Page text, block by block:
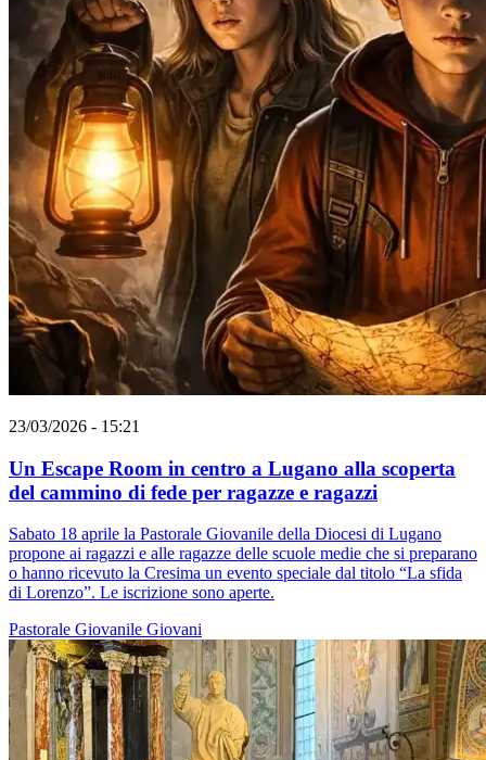
23/03/2026 - 15:21
Un Escape Room in centro a Lugano alla scoperta
del cammino di fede per ragazze e ragazzi
Sabato 18 aprile la Pastorale Giovanile della Diocesi di Lugano
propone ai ragazzi e alle ragazze delle scuole medie che si preparano
o hanno ricevuto la Cresima un evento speciale dal titolo “La sfida
di Lorenzo”. Le iscrizione sono aperte.
Pastorale Giovanile Giovani